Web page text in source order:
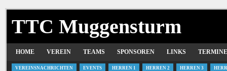
TTC Muggensturm
HOME VEREIN TEAMS SPONSOREN LINKS TERMINE
VEREINSNACHRICHTEN EVENTS HERREN 1 HERREN 2 HERREN 3